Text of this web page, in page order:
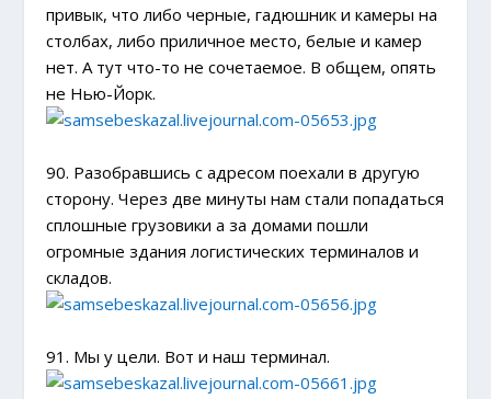
привык, что либо черные, гадюшник и камеры на
столбах, либо приличное место, белые и камер
нет. А тут что-то не сочетаемое. В общем, опять
не Нью-Йорк.
90. Разобравшись с адресом поехали в другую
сторону. Через две минуты нам стали попадаться
сплошные грузовики а за домами пошли
огромные здания логистических терминалов и
складов.
91. Мы у цели. Вот и наш терминал.